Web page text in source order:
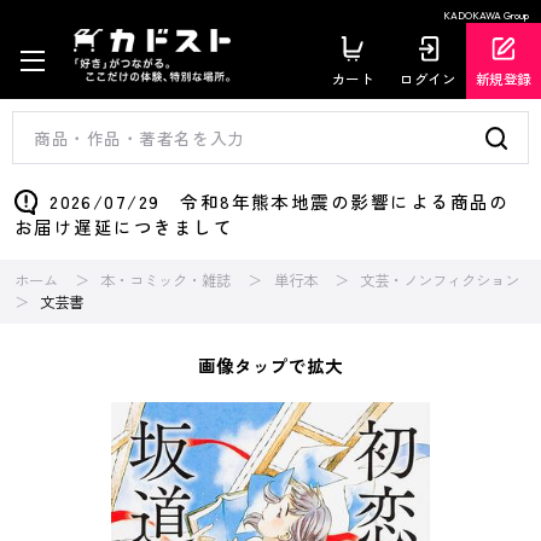
KADOKAWA Group
カート ログイン 新規登録
2026/07/29 令和8年熊本地震の影響による商品の
お届け遅延につきまして
ホーム 本・コミック・雑誌 単行本
文芸・ノンフィクション
文芸書
画像タップで拡大